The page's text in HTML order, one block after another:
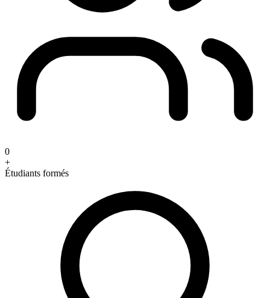
0
+
Étudiants formés